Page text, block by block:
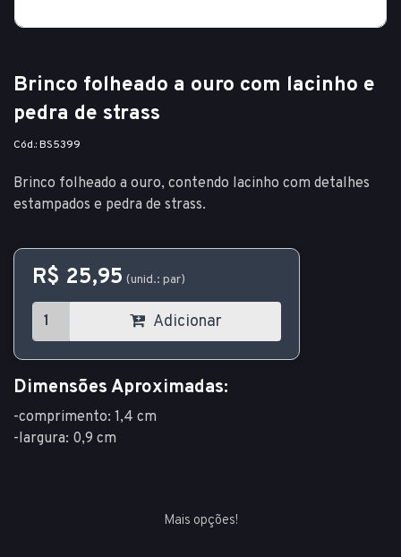
Brinco folheado a ouro com lacinho e
pedra de strass
Cód.: BS5399
Brinco folheado a ouro, contendo lacinho com detalhes
estampados e pedra de strass.
R$ 25,95 (unid.: par)
Adicionar
Dimensões Aproximadas:
-comprimento: 1,4 cm
-largura: 0,9 cm
Mais opções!